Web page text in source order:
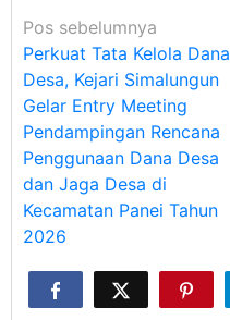
Navigasi
pos
Pos sebelumnya
Perkuat Tata Kelola Dana
Desa, Kejari Simalungun
Gelar Entry Meeting
Pendampingan Rencana
Penggunaan Dana Desa
dan Jaga Desa di
Kecamatan Panei Tahun
2026